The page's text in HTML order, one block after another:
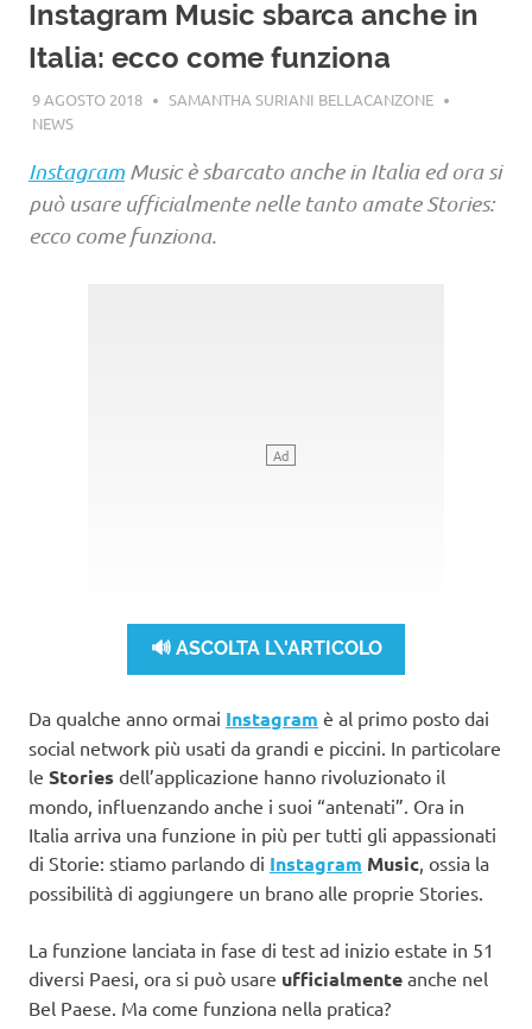
Instagram Music sbarca anche in
Italia: ecco come funziona
9 AGOSTO 2018
SAMANTHA SURIANI BELLACANZONE
NEWS
Instagram Music è sbarcato anche in Italia ed ora si
può usare ufficialmente nelle tanto amate Stories:
ecco come funziona.
🔊 ASCOLTA L\'ARTICOLO
Da qualche anno ormai Instagram è al primo posto dai
social network più usati da grandi e piccini. In particolare
le Stories dell’applicazione hanno rivoluzionato il
mondo, influenzando anche i suoi “antenati”. Ora in
Italia arriva una funzione in più per tutti gli appassionati
di Storie: stiamo parlando di Instagram Music , ossia la
possibilità di aggiungere un brano alle proprie Stories.
La funzione lanciata in fase di test ad inizio estate in 51
diversi Paesi, ora si può usare ufficialmente anche nel
Bel Paese. Ma come funziona nella pratica?